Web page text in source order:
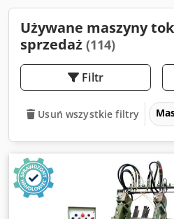
Używane maszyny
sprzedaż (114)
Filtr
Usuń wszystkie filtry